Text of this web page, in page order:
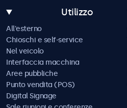
Utilizzo
All'esterno
Chioschi e self-service
Nel veicolo
Interfaccia macchina
Aree pubbliche
Punto vendita (POS)
Digital Signage